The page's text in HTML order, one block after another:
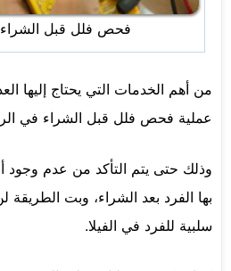
فحص فلل قبل
من أهم الخدمات التي يحتاج إليها
عملية فحص فلل قبل الشراء في
وذلك حتى يتم التأكد من عدم
بها الفرد بعد الشراء، وبت الطريقة
سلبية للفرد في الفيلا.